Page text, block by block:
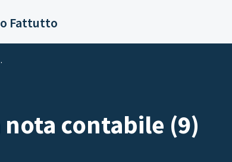
Fattutto
nota contabile (9)